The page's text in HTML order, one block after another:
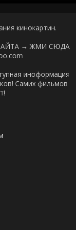
кинокартин.
→ ЖМИ СЮДА
иноформация
Самих фильмов